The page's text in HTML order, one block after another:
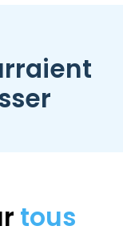
tous